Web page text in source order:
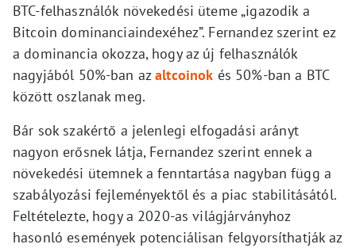
BTC-felhasználók növekedési üteme „igazodik a
Bitcoin dominanciaindexéhez”. Fernandez szerint ez
a dominancia okozza, hogy az új felhasználók
nagyjából 50%-ban azaltcoinok és 50%-ban a BTC
között oszlanak meg.
Bár sok szakértő a jelenlegi elfogadási arányt
nagyon erősnek látja, Fernandez szerint ennek a
növekedési ütemnek a fenntartása nagyban függ a
szabályozási fejleményektől és a piac stabilitásától.
Feltételezte, hogy a 2020-as világjárványhoz
hasonló események potenciálisan felgyorsíthatják az